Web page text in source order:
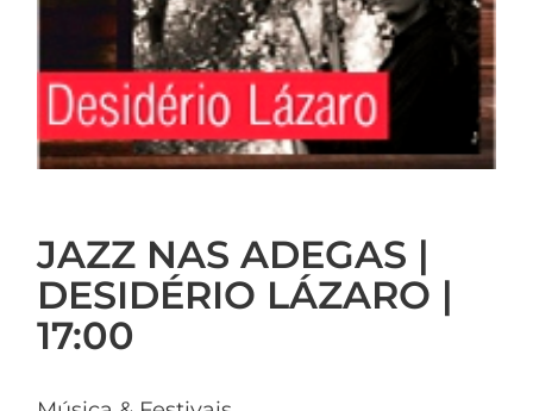
JAZZ NAS ADEGAS |
DESIDÉRIO LÁZARO |
17:00